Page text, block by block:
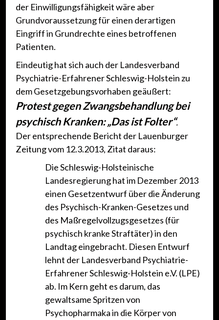
der Einwilligungsfähigkeit wäre aber
Grundvoraussetzung für einen derartigen
Eingriff in Grundrechte eines betroffenen
Patienten.
Eindeutig hat sich auch der Landesverband
Psychiatrie-Erfahrener Schleswig-Holstein zu
dem Gesetzgebungsvorhaben geäußert:
Protest gegen Zwangsbehandlung bei
psychisch Kranken:„Das ist Folter“.
Der entsprechende Bericht der Lauenburger
Zeitung vom 12.3.2013, Zitat daraus:
Die Schleswig-Holsteinische
Landesregierung hat im Dezember 2013
einen Gesetzentwurf über die Änderung
des Psychisch-Kranken-Gesetzes und
des Maßregelvollzugsgesetzes (für
psychisch kranke Straftäter) in den
Landtag eingebracht. Diesen Entwurf
lehnt der Landesverband Psychiatrie-
Erfahrener Schleswig-Holstein e.V. (LPE)
ab. Im Kern geht es darum, das
gewaltsame Spritzen von
Psychopharmaka in die Körper von